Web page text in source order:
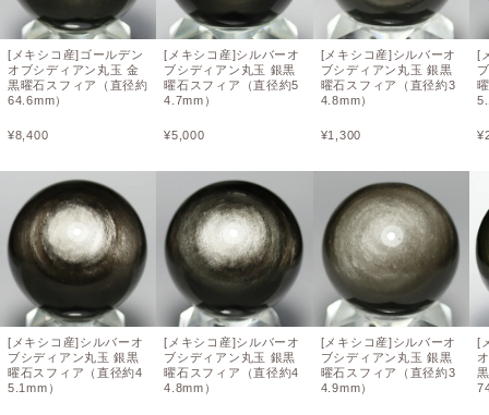
[メキシコ産]ゴールデン
オブシディアン丸玉 金
黒曜石スフィア（直径約
64.6mm）
¥8,400
[メキシコ産]シルバーオ
ブシディアン丸玉 銀黒
曜石スフィア（直径約4
5.1mm）
[メキシコ産]シルバーオ
ブシディアン丸玉 銀黒
曜石スフィア（直径約5
4.7mm）
¥5,000
[メキシコ産]シルバーオ
ブシディアン丸玉 銀黒
曜石スフィア（直径約4
4.8mm）
[メキシコ産]シルバーオ
ブシディアン丸玉 銀黒
曜石スフィア（直径約3
4.8mm）
¥1,300
[メキシコ産]シルバーオ
ブシディアン丸玉 銀黒
曜石スフィア（直径約3
4.9mm）
[
¥
[